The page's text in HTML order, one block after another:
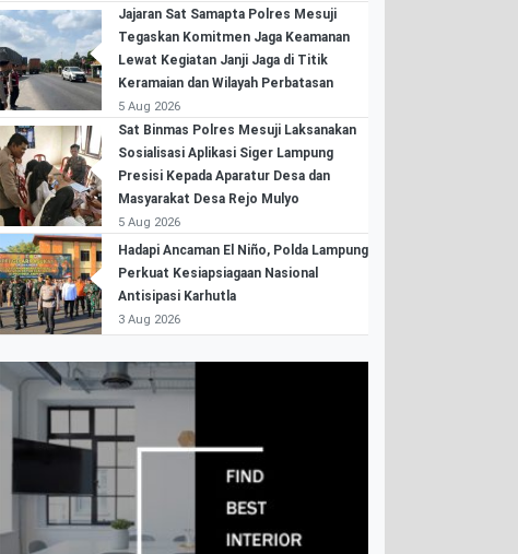
Jajaran Sat Samapta Polres Mesuji
Tegaskan Komitmen Jaga Keamanan
Lewat Kegiatan Janji Jaga di Titik
Keramaian dan Wilayah Perbatasan
5 Aug 2026
Sat Binmas Polres Mesuji Laksanakan
Sosialisasi Aplikasi Siger Lampung
Presisi Kepada Aparatur Desa dan
Masyarakat Desa Rejo Mulyo
5 Aug 2026
Hadapi Ancaman El Niño, Polda Lampung
Perkuat Kesiapsiagaan Nasional
Antisipasi Karhutla
3 Aug 2026